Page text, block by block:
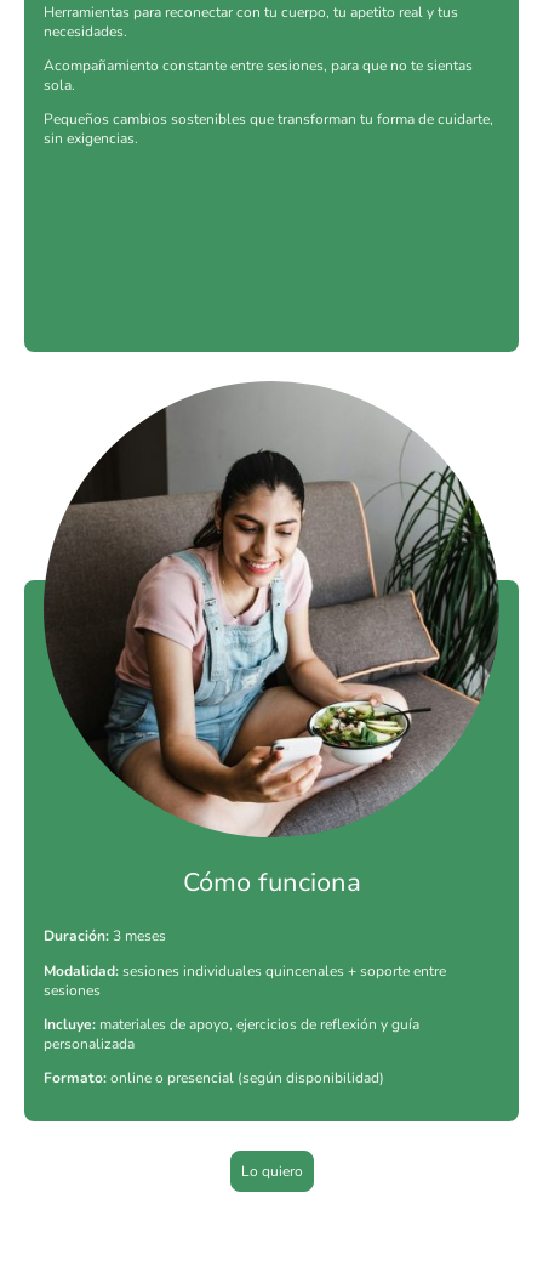
Herramientas para reconectar con tu cuerpo, tu apetito real y tus
necesidades.
Acompañamiento constante entre sesiones, para que no te sientas
sola.
Pequeños cambios sostenibles que transforman tu forma de cuidarte,
sin exigencias.
Cómo funciona
Duración: 3 meses
Modalidad:sesiones individuales quincenales + soporte entre
sesiones
Incluye: materiales de apoyo, ejercicios de reflexión y guía
personalizada
Formato:online o presencial (según disponibilidad)
Lo quiero